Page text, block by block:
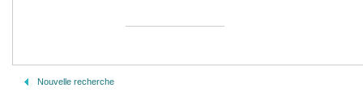
Nouvelle recherche